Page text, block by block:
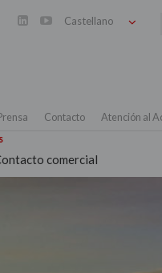
 
Contacto
Atención al
comercial